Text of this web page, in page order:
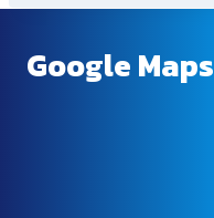
Google Maps